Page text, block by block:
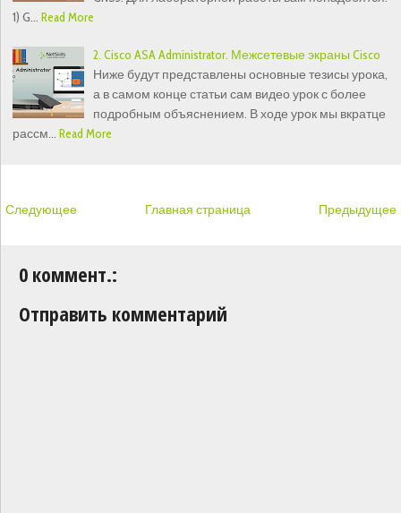
1) G… Read More
2. Cisco ASA Administrator. Межсетевые экраны Cisco
Ниже будут представлены основные тезисы урока,
а в самом конце статьи сам видео урок с более
подробным объяснением. В ходе урок мы вкратце
рассм… Read More
Следующее Предыдущее
Главная страница
0 коммент.:
Отправить комментарий